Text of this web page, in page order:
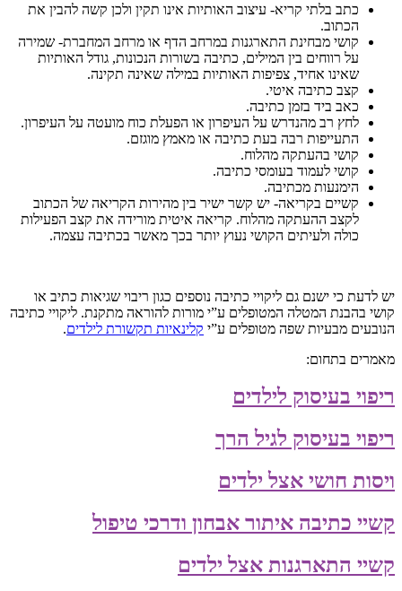
כתב בלתי קריא- עיצוב האותיות אינו תקין ולכן קשה להבין את
הכתוב.
קושי מבחינת התארגנות במרחב הדף או מרחב המחברת- שמירה
על רווחים בין המילים, כתיבה בשורות הנכונות, גודל האותיות
שאינו אחיד, צפיפות האותיות במילה שאינה תקינה.
קצב כתיבה איטי.
כאב ביד בזמן כתיבה.
לחץ רב מהנדרש על העיפרון או הפעלת כוח מועטה על העיפרון.
התעייפות רבה בעת כתיבה או מאמץ מוגזם.
קושי בהעתקה מהלוח.
קושי לעמוד בעומסי כתיבה.
הימנעות מכתיבה.
קשיים בקריאה- יש קשר ישיר בין מהירות הקריאה של הכתוב
לקצב ההעתקה מהלוח. קריאה איטית מורידה את קצב הפעילות
כולה ולעיתים הקושי נעוץ יותר בכך מאשר בכתיבה עצמה.
יש לדעת כי ישנם גם ליקויי כתיבה נוספים כגון ריבוי שגיאות כתיב או
קושי בהבנת המטלה המטופלים ע”י מורות להוראה מתקנת. ליקויי כתיבה
הנובעים מבעיות שפה מטופלים ע”י קלינאיות תקשורת לילדים.
מאמרים בתחום:
ריפוי בעיסוק לילדים
ריפוי בעיסוק לגיל הרך
ויסות חושי אצל ילדים
קשיי כתיבה איתור אבחון ודרכי טיפול
קשיי התארגנות אצל ילדים